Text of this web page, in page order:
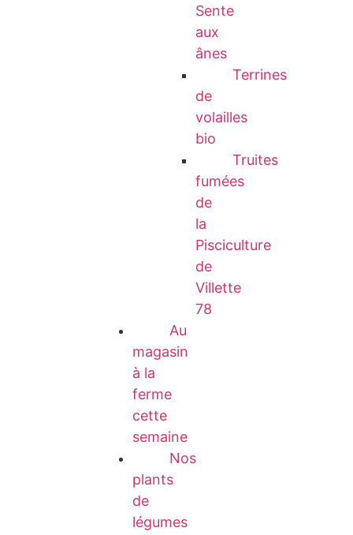
Sente
aux
ânes
Terrines
de
volailles
bio
Truites
fumées
de
la
Pisciculture
de
Villette
78
Au
magasin
à la
ferme
cette
semaine
Nos
plants
de
légumes